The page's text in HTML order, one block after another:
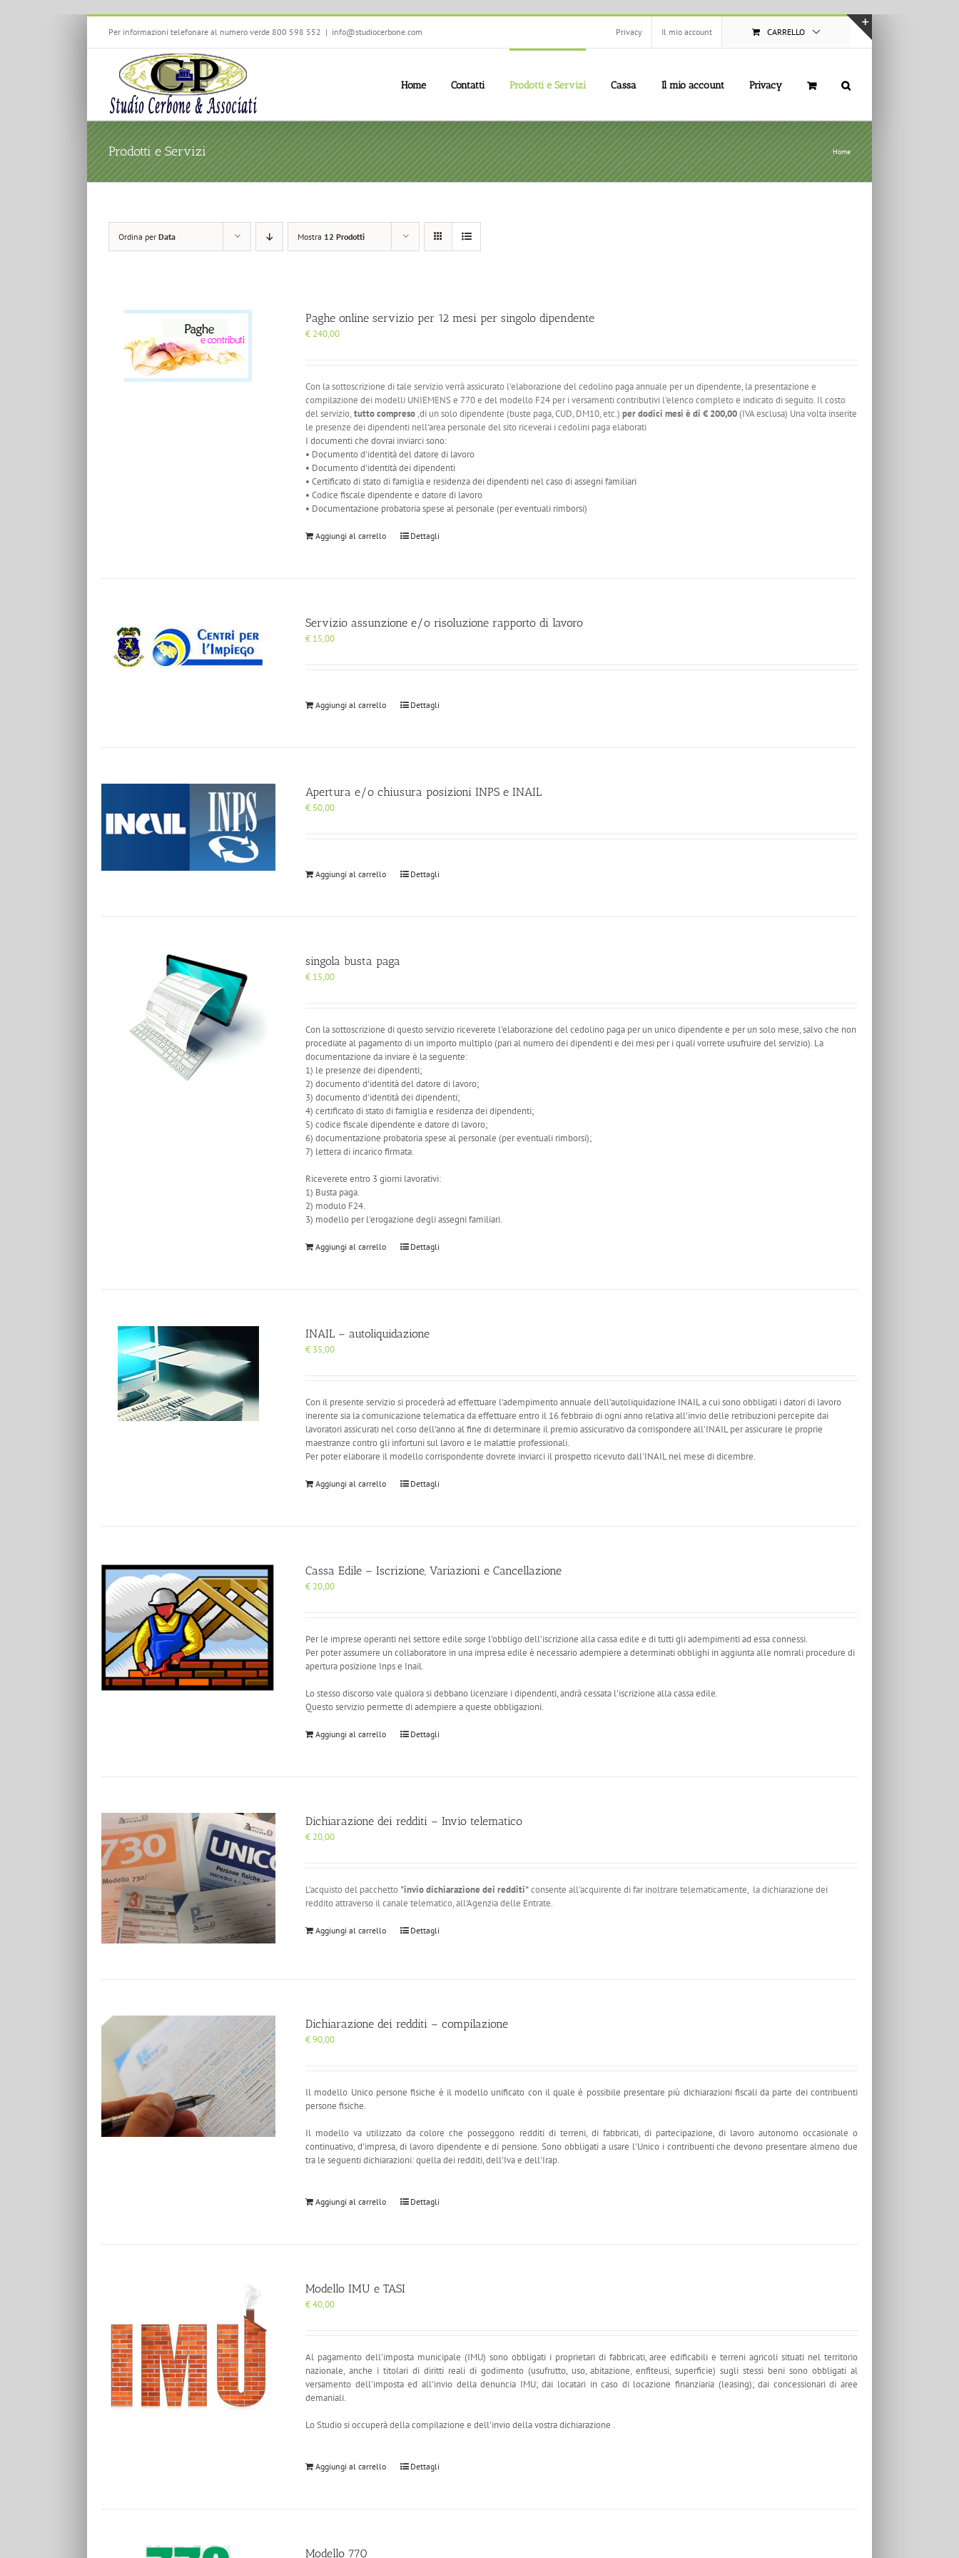
Per informazioni telefonare al numero verde 800 598 552 | info@studiocerbone.com Privacy Il mio account CARRELLO
Home Contatti Prodotti e Servizi Cassa Il mio account Privacy
Prodotti e Servizi Home
Ordina per Data Mostra 12 Prodotti
Paghe online servizio per 12 mesi per singolo dipendente
€ 240,00
Con la sottoscrizione di tale servizio verrà assicurato l'elaborazione del cedolino paga annuale per un dipendente, la presentazione e
compilazione dei modelli UNIEMENS e 770 e del modello F24 per i versamenti contributivi l'elenco completo e indicato di seguito. Il costo
del servizio, tutto compreso,di un solo dipendente (buste paga, CUD, DM10, etc.)per dodici mesi è di € 200,00(IVA esclusa) Una volta inserite
le presenze dei dipendenti nell'area personale del sito riceverai i cedolini paga elaborati
I documenti che dovrai inviarci sono:
• Documento d'identità del datore di lavoro
• Documento d'identità dei dipendenti
• Certificato di stato di famiglia e residenza dei dipendenti nel caso di assegni familiari
• Codice fiscale dipendente e datore di lavoro
• Documentazione probatoria spese al personale (per eventuali rimborsi)
Aggiungi al carrello Dettagli
Servizio assunzione e/o risoluzione rapporto di lavoro
€ 15,00
Aggiungi al carrello Dettagli
Apertura e/o chiusura posizioni INPS e INAIL
€ 50,00
Aggiungi al carrello Dettagli
singola busta paga
€ 15,00
Con la sottoscrizione di questo servizio riceverete l'elaborazione del cedolino paga per un unico dipendente e per un solo mese, salvo che non
procediate al pagamento di un importo multiplo (pari al numero dei dipendenti e dei mesi per i quali vorrete usufruire del servizio). La
documentazione da inviare è la seguente:
1) le presenze dei dipendenti;
2) documento d'identità del datore di lavoro;
3) documento d'identità dei dipendenti;
4) certificato di stato di famiglia e residenza dei dipendenti;
5) codice fiscale dipendente e datore di lavoro;
6) documentazione probatoria spese al personale (per eventuali rimborsi);
7) lettera di incarico firmata.
Riceverete entro 3 giorni lavorativi:
1) Busta paga.
2) modulo F24.
3) modello per l'erogazione degli assegni familiari.
Aggiungi al carrello Dettagli
INAIL – autoliquidazione
€ 35,00
Con il presente servizio si procederà ad effettuare l'adempimento annuale dell'autoliquidazione INAIL a cui sono obbligati i datori di lavoro
inerente sia la comunicazione telematica da effettuare entro il 16 febbraio di ogni anno relativa all'invio delle retribuzioni percepite dai
lavoratori assicurati nel corso dell'anno al fine di determinare il premio assicurativo da corrispondere all'INAIL per assicurare le proprie
maestranze contro gli infortuni sul lavoro e le malattie professionali.
Per poter elaborare il modello corrispondente dovrete inviarci il prospetto ricevuto dall'INAIL nel mese di dicembre.
Aggiungi al carrello Dettagli
Cassa Edile – Iscrizione, Variazioni e Cancellazione
€ 20,00
Per le imprese operanti nel settore edile sorge l'obbligo dell’iscrizione alla cassa edile e di tutti gli adempimenti ad essa connessi.
Per poter assumere un collaboratore in una impresa edile è necessario adempiere a determinati obblighi in aggiunta alle nomrali procedure di
apertura posizione Inps e Inail.
Lo stesso discorso vale qualora si debbano licenziare i dipendenti, andrà cessata l'iscrizione alla cassa edile.
Questo servizio permette di adempiere a queste obbligazioni.
Aggiungi al carrello Dettagli
Dichiarazione dei redditi – Invio telematico
€ 20,00
L'acquisto del pacchetto "invio dichiarazione dei redditi"consente all'acquirente di far inoltrare telematicamente, la dichiarazione dei
reddito attraverso il canale telematico, all'Agenzia delle Entrate.
Aggiungi al carrello Dettagli
Dichiarazione dei redditi – compilazione
€90,00
Il modello Unico persone fisiche è il modello unificato con il quale è possibile presentare più dichiarazioni fiscali da parte dei contribuenti
persone fisiche.
Il modello va utilizzato da colore che posseggono redditi di terreni, di fabbricati, di partecipazione, di lavoro autonomo occasionale o
continuativo, d'impresa, di lavoro dipendente e di pensione. Sono obbligati a usare l'Unico i contribuenti che devono presentare almeno due
tra le seguenti dichiarazioni: quella dei redditi, dell'Iva e dell'Irap.
Aggiungi al carrello Dettagli
Modello IMU e TASI
€40,00
Al pagamento dell'imposta municipale (IMU) sono obbligati i proprietari di fabbricati, aree edificabili e terreni agricoli situati nel territorio
nazionale, anche i titolari di diritti reali di godimento (usufrutto, uso, abitazione, enfiteusi, superficie) sugli stessi beni sono obbligati al
versamento dell'imposta ed all'invio della denuncia IMU; dai locatari in caso di locazione finanziaria (leasing); dai concessionari di aree
demaniali.
Lo Studio si occuperà della compilazione e dell'invio della vostra dichiarazione .
Aggiungi al carrello Dettagli
Modello 770
Toggle